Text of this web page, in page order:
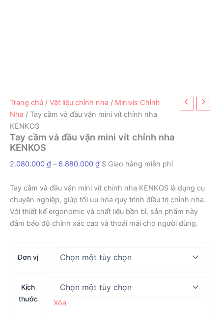
Trang chủ / Vật liệu chỉnh nha / Minivis Chỉnh
Nha / Tay cầm và đầu vặn mini vít chỉnh nha
KENKOS
Tay cầm và đầu vặn mini vít chỉnh nha
KENKOS
2.080.000 ₫ – 6.880.000 ₫Khoảng
từ
2.080.000 ₫
đến
6.880.000 ₫
$ Giao hàng miễn phí
Tay cầm và đầu vặn mini vít chỉnh nha KENKOS là dụng cụ
chuyên nghiệp, giúp tối ưu hóa quy trình điều trị chỉnh nha.
Với thiết kế ergonomic và chất liệu bền bỉ, sản phẩm này
đảm bảo độ chính xác cao và thoải mái cho người dùng.
Đơn vị
Kích
thước
Xóa